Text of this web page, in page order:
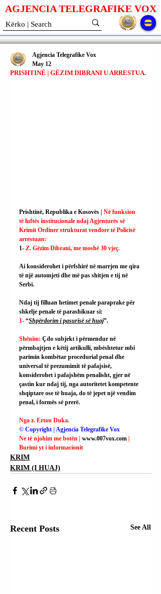
AGJENCIA TELEGRAFIKE VOX
PRISHTINË | GËZIM DIBRANI U ARRESTUA.
Agjencia Telegrafike Vox
May 12
Prishtinë, Republika e Kosovës | Në funksion
të luftës institucionale ndaj Agjenturës së
Krimit Ordiner strukturat vendore të Policisë
arrestuan:
1- Z. Gëzim Dibrani, me moshë 30 vjeç.
Ai konsiderohet i përfshirë në marrjen me qira
të një automjeti dhe më pas shitjen e tij në
Serbi.
Ndaj tij filluan hetimet penale paraprake për
shkelje penale të parashikuar si:
1- “Shpërdorim i pasurisë së huaj”.
Shënim: Çdo subjekt i përmendur në
përmbajtjen e këtij artikulli, mbështetur mbi
parimin kombëtar procedurial penal dhe
universal të prezumimit të pafajsisë,
konsiderohet i pafajshëm penalisht, gjer në
çastin kur ndaj tij, nga autoritetet kompetente
shqiptare ose të huaja, do të jepet një vendim
penal, i formës së prerë.
Nga z. Erton Duka.
© Copyright | Agjencia Telegrafike Vox
Ne të njohim me botën | www.007vox.com
Burimi yt i informacionit
KRIM
KRIM (I HUAJ)
Recent Posts See All